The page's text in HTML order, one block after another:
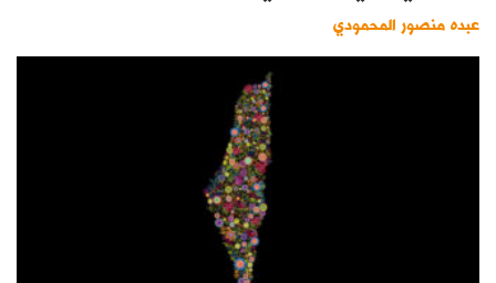
عبده منصور المحمودي